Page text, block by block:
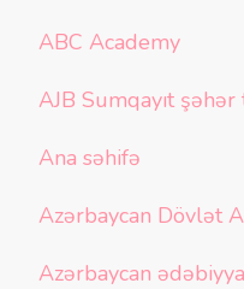
ABC Academy
AJB Sumqayıt şəhər
Ana səhifə
Azərbaycan Dövlət
Azərbaycan